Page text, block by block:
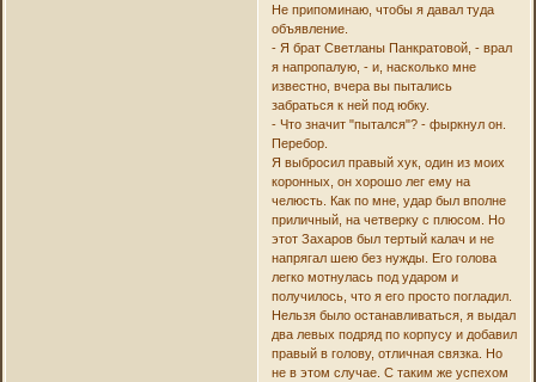
Не припоминаю, чтобы я давал туда
объявление.
- Я брат Светланы Панкратовой, - врал
я напропалую, - и, насколько мне
известно, вчера вы пытались
забраться к ней под юбку.
- Что значит "пытался"? - фыркнул он.
Перебор.
Я выбросил правый хук, один из моих
коронных, он хорошо лег ему на
челюсть. Как по мне, удар был вполне
приличный, на четверку с плюсом. Но
этот Захаров был тертый калач и не
напрягал шею без нужды. Его голова
легко мотнулась под ударом и
получилось, что я его просто погладил.
Нельзя было останавливаться, я выдал
два левых подряд по корпусу и добавил
правый в голову, отличная связка. Но
не в этом случае. С таким же успехом